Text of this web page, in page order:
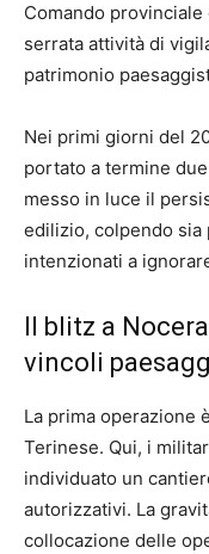
Comando
serrata attività di
patrimonio
Nei primi giorni del
portato a termine
messo in luce il
edilizio, colpendo
intenzionati a
Il blitz a
vincoli
La prima operazione
Terinese. Qui, i
individuato un
autorizzativi. La
collocazione delle